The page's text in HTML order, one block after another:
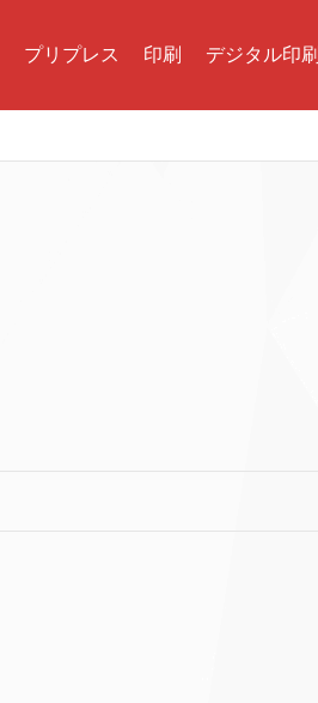
プリプレス 印刷 デジタル印刷